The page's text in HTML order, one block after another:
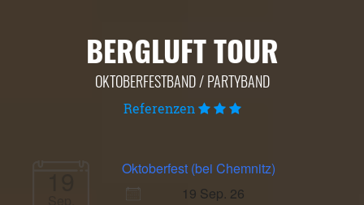
BERGLUFT TOUR
OKTOBERFESTBAND / PARTYBAND
Referenzen
19
Oktoberfest (bei Chemnitz)
19 Sep. 26